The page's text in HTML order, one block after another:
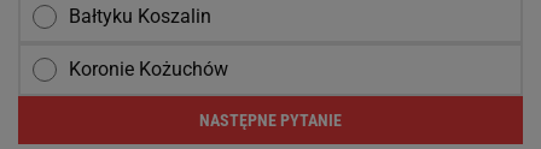
Bałtyku Koszalin
Koronie Kożuchów
NASTĘPNE PYTANIE